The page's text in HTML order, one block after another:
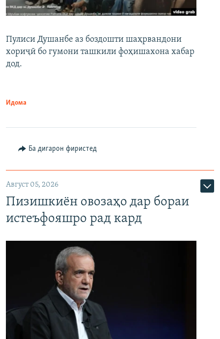
Пулиси Душанбе аз боздошти шаҳрвандони
хориҷӣ бо гумони ташкили фоҳишахона хабар
дод.
Идома
Ба дигарон фиристед
Август 05, 2026
Пизишкиён овозаҳо дар бораи
истеъфояшро рад кард